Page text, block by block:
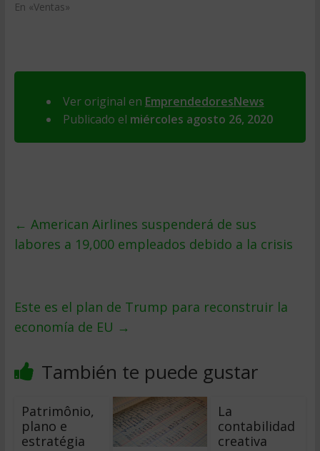
En «Ventas»
Ver original en EmprendedoresNews
Publicado el miércoles agosto 26, 2020
← American Airlines suspenderá de sus
labores a 19,000 empleados debido a la crisis
Este es el plan de Trump para reconstruir la
economía de EU →
También te puede gustar
Patrimônio,
plano e
estratégia
La
contabilidad
creativa